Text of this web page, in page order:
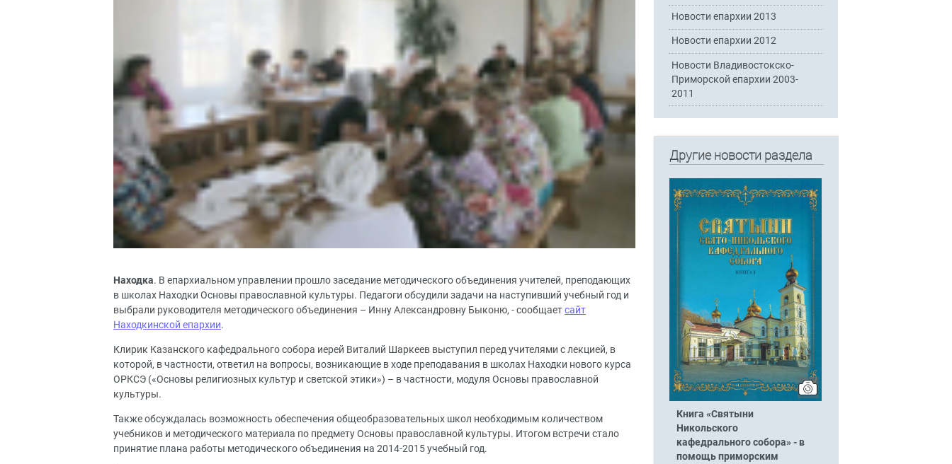
Находка. В епархиальном управлении прошло заседание методического объединения учителей, преподающих
в школах Находки Основы православной культуры. Педагоги обсудили задачи на наступивший учебный год и
выбрали руководителя методического объединения – Инну Александровну Быконю, - сообщаетсайт
Находкинской епархии.
Клирик Казанского кафедрального собора иерей Виталий Шаркеев выступил перед учителями с лекцией, в
которой, в частности, ответил на вопросы, возникающие в ходе преподавания в школах Находки нового курса
ОРКСЭ («Основы религиозных культур и светской этики») – в частности, модуля Основы православной
культуры.
Также обсуждалась возможность обеспечения общеобразовательных школ необходимым количеством
учебников и методического материала по предмету Основы православной культуры. Итогом встречи стало
принятие плана работы методического объединения на 2014-2015 учебный год.
Новости епархии 2013
Новости епархии 2012
Новости Владивостокско-
Приморской епархии 2003-
2011
Другие новости раздела
Книга «Святыни
Никольского
кафедрального собора» - в
помощь приморским